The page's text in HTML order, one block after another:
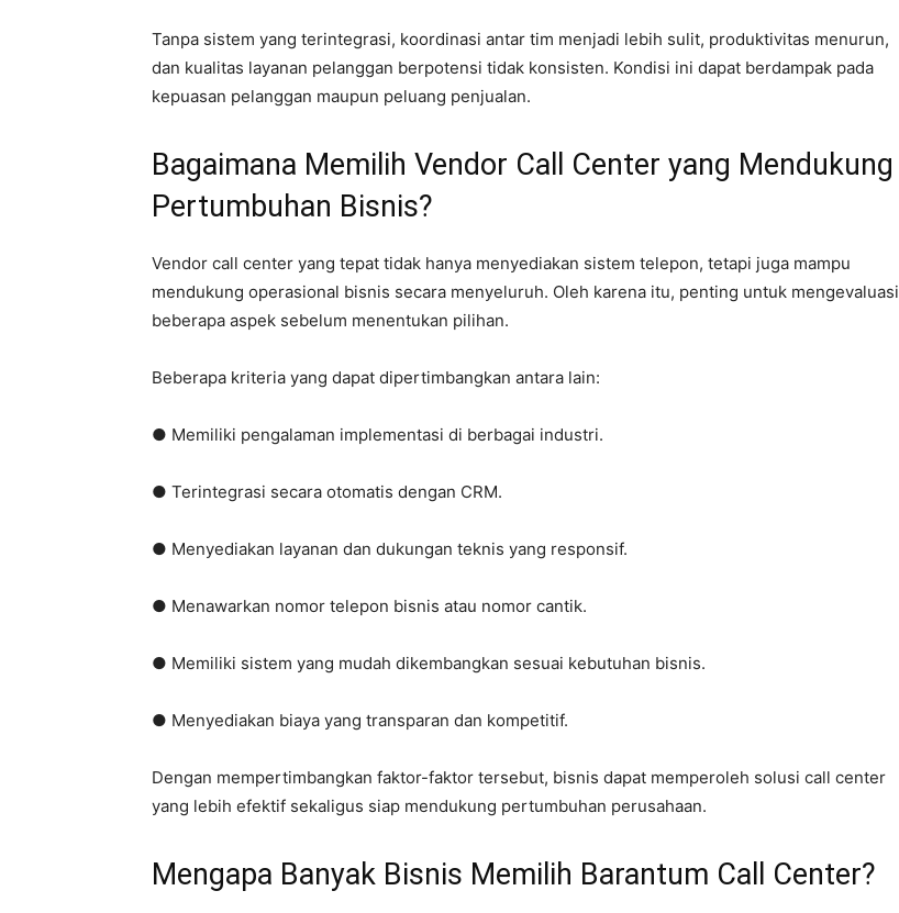
Tanpa sistem yang terintegrasi, koordinasi antar tim menjadi lebih sulit, produktivitas menurun,
dan kualitas layanan pelanggan berpotensi tidak konsisten. Kondisi ini dapat berdampak pada
kepuasan pelanggan maupun peluang penjualan.
Bagaimana Memilih Vendor Call Center yang Mendukung
Pertumbuhan Bisnis?
Vendor call center yang tepat tidak hanya menyediakan sistem telepon, tetapi juga mampu
mendukung operasional bisnis secara menyeluruh. Oleh karena itu, penting untuk mengevaluasi
beberapa aspek sebelum menentukan pilihan.
Beberapa kriteria yang dapat dipertimbangkan antara lain:
● Memiliki pengalaman implementasi di berbagai industri.
● Terintegrasi secara otomatis dengan CRM.
● Menyediakan layanan dan dukungan teknis yang responsif.
● Menawarkan nomor telepon bisnis atau nomor cantik.
● Memiliki sistem yang mudah dikembangkan sesuai kebutuhan bisnis.
● Menyediakan biaya yang transparan dan kompetitif.
Dengan mempertimbangkan faktor-faktor tersebut, bisnis dapat memperoleh solusi call center
yang lebih efektif sekaligus siap mendukung pertumbuhan perusahaan.
Mengapa Banyak Bisnis Memilih Barantum Call Center?